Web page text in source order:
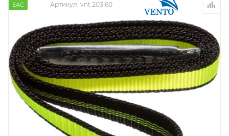
EAC Артикул: vnt 203 60